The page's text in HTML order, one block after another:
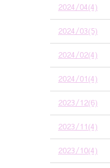
2024/04(4)
2024/03(5)
2024/02(4)
2024/01(4)
2023/12(6)
2023/11(4)
2023/10(4)